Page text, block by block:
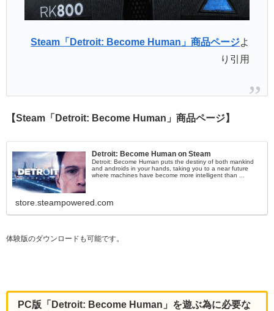
Steam「Detroit: Become Human」商品ページよ
り引用
【Steam「Detroit: Become Human」商品ページ】
Detroit: Become Human on Steam
Detroit: Become Human puts the destiny of both mankind
and androids in your hands, taking you to a near future
where machines have become more intelligent than ...
store.steampowered.com
体験版のダウンロードも可能です。
PC版「Detroit: Become Human」を遊ぶ為に必要な